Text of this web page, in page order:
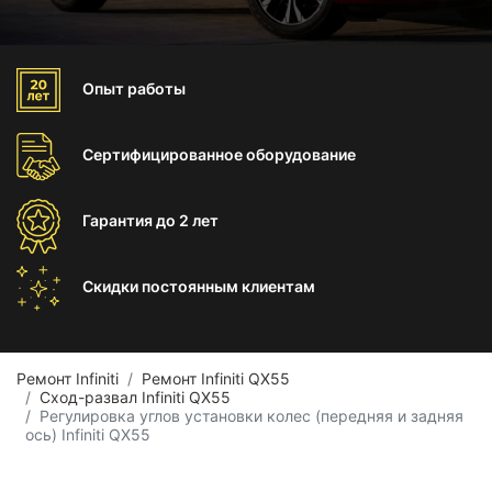
Опыт работы
Сертифицированноеоборудование
Гарантиядо 2 лет
Скидки постоянным клиентам
Ремонт Infiniti
Ремонт Infiniti QX55
Сход-развал Infiniti QX55
Регулировка углов установки колес (передняя и задняя
ось) Infiniti QX55